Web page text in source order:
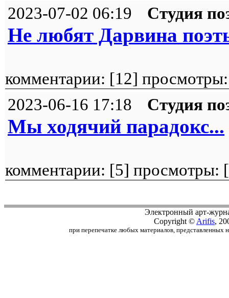
2023-07-02 06:19
Студия
Не любят Дарвина
комментарии: [12]
2023-06-16 17:18
Студия
Мы ходячий парадокс...
комментарии: [5] просмотры: [
Электронный арт-
Copyright © Arifis,
при перепечатке любых материалов, представленных